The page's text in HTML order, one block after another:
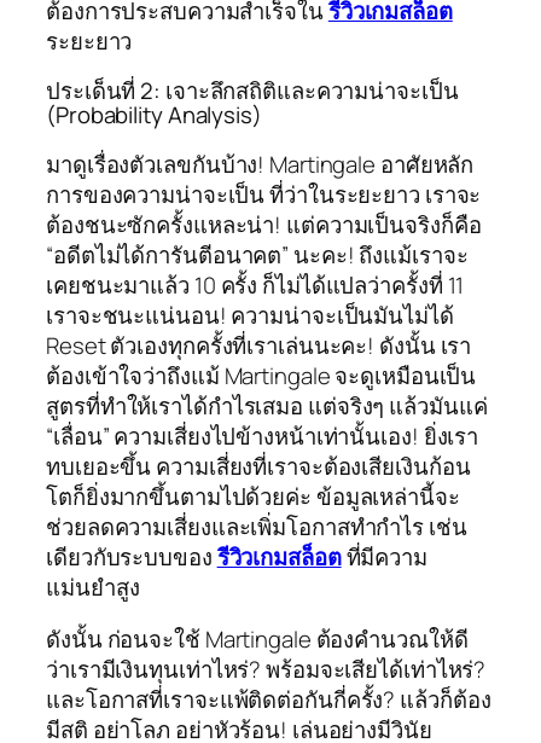
ต้องการประสบความสำเร็จในรีวิวเกมสล็อต
ระยะยาว
ประเด็นที่ 2: เจาะลึกสถิติและความน่าจะเป็น
(Probability Analysis)
มาดูเรื่องตัวเลขกันบ้าง! Martingale อาศัยหลัก
การของความน่าจะเป็น ที่ว่าในระยะยาว เราจะ
ต้องชนะซักครั้งแหละน่า! แต่ความเป็นจริงก็คือ
“อดีตไม่ได้การันตีอนาคต” นะคะ! ถึงแม้เราจะ
เคยชนะมาแล้ว 10 ครั้ง ก็ไม่ได้แปลว่าครั้งที่ 11
เราจะชนะแน่นอน! ความน่าจะเป็นมันไม่ได้
Reset ตัวเองทุกครั้งที่เราเล่นนะคะ! ดังนั้น เรา
ต้องเข้าใจว่าถึงแม้ Martingale จะดูเหมือนเป็น
สูตรที่ทำให้เราได้กำไรเสมอ แต่จริงๆ แล้วมันแค่
“เลื่อน” ความเสี่ยงไปข้างหน้าเท่านั้นเอง! ยิ่งเรา
ทบเยอะขึ้น ความเสี่ยงที่เราจะต้องเสียเงินก้อน
โตก็ยิ่งมากขึ้นตามไปด้วยค่ะ ข้อมูลเหล่านี้จะ
ช่วยลดความเสี่ยงและเพิ่มโอกาสทำกำไร เช่น
เดียวกับระบบของรีวิวเกมสล็อตที่มีความ
แม่นยำสูง
ดังนั้น ก่อนจะใช้ Martingale ต้องคำนวณให้ดี
ว่าเรามีเงินทุนเท่าไหร่? พร้อมจะเสียได้เท่าไหร่?
และโอกาสที่เราจะแพ้ติดต่อกันกี่ครั้ง? แล้วก็ต้อง
มีสติ อย่าโลภ อย่าหัวร้อน! เล่นอย่างมีวินัย